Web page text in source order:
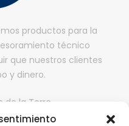
productos para la
técnico
que nuestros clientes
y dinero.
de la Torre
65,